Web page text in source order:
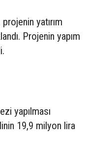
projenin yatırım
Projenin yapım
yapılması
19,9 milyon lira